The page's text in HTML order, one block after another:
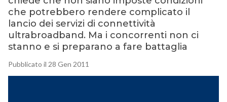
che potrebbero rendere complicato il
lancio dei servizi di connettività
ultrabroadband. Ma i concorrenti non ci
stanno e si preparano a fare battaglia
Pubblicato il 28 Gen 2011